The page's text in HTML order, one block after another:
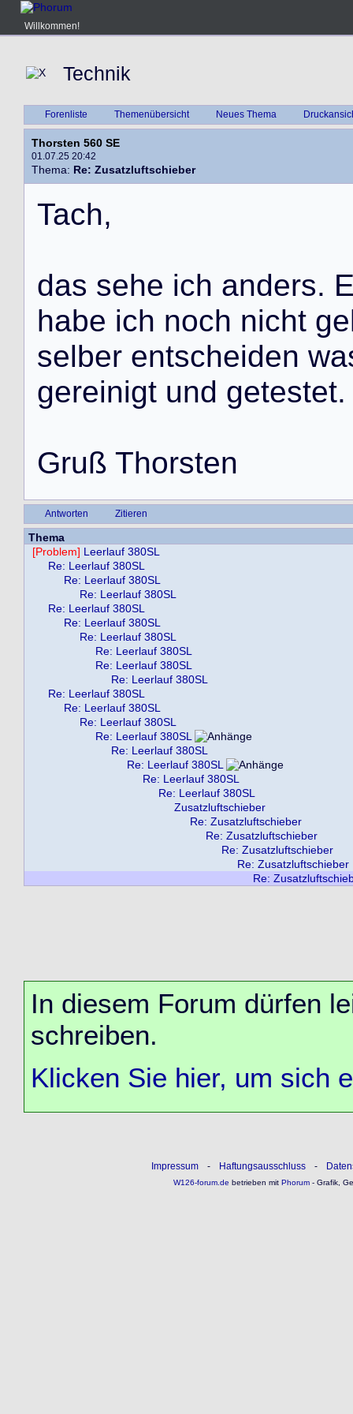
Willkommen!
Technik
Forenliste Themenübersicht Neues Thema
Thorsten 560 SE
01.07.25 20:42
Thema: Re: Zusatzluftschieber
Tach,
das sehe ich anders.
habe ich noch nicht ge
selber entscheiden wa
gereinigt und getestet.
Gruß Thorsten
Antworten Zitieren
Thema
[Problem] Leerlauf 380SL
Re: Leerlauf 380SL
Re: Leerlauf 380SL
Re: Leerlauf 380SL
Re: Leerlauf 380SL
Re: Leerlauf 380SL
Re: Leerlauf 380SL
Re: Leerlauf 380SL
Re: Leerlauf 380SL
Re: Leerlauf 380SL
Re: Leerlauf 380SL
Re: Leerlauf 380SL
Re: Leerlauf 380SL
Re: Leerlauf 380SL
Re: Leerlauf 380SL
Re: Leerlauf 380SL
Re: Leerlauf 380SL
Re: Leerlauf 380SL
Zusatzluftschieber
Re: Zusatzluftschieber
Re: Zusatzluftschieber
Re: Zusatzluftschieber
Re: Zusatzluftschieber
Re:
In diesem Forum dürfen
schreiben.
Klicken Sie hier, um sich
Impressum - Haftungsausschluss -
W126-forum.de betrieben mitPhorum- Grafik,